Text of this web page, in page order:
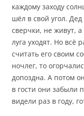
каждому заходу
шёл в свой угол.
сверчки, не живут,
луга уходят. Но всё
считать его своим
ночлег, то
допоздна. А потом
в гости они забыли
видели раз в году,